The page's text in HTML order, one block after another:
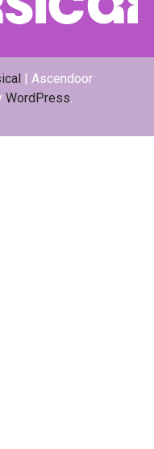
| Ascendoor
WordPress